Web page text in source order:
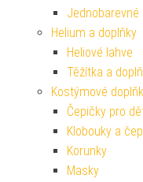
Helium a doplňky
Heliové lahve
Těžítka a
Kostýmové
Čepičky pro
Klobouky a
Korunky
Masky